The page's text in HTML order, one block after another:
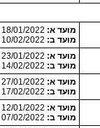
מועד א: 18/01/2022
מועד ב: 10/02/2022
מועד א: 23/01/2022
מועד ב: 14/02/2022
מועד א: 27/01/2022
מועד ב: 17/02/2022
מועד א: 12/01/2022
מועד ב: 07/02/2022